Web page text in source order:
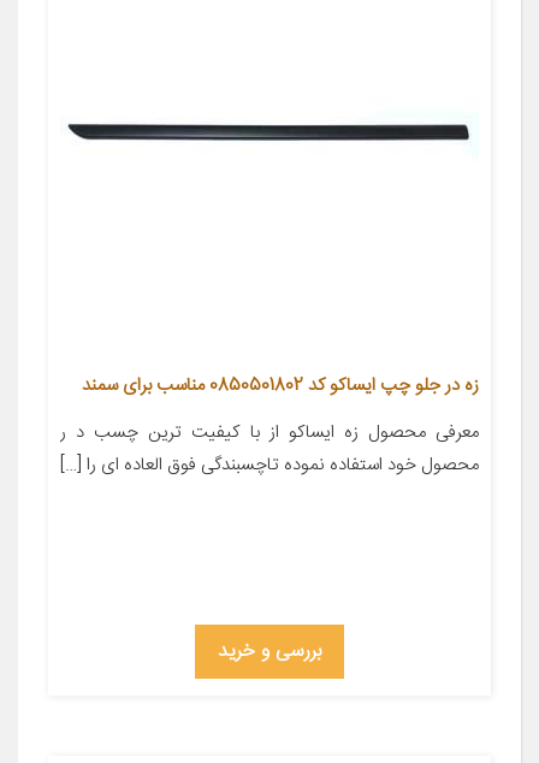
زه در جلو چپ ایساکو کد 0850501802 مناسب برای سمند
معرفی محصول زه ایساکو از با کیفیت ترین چسب د ر
محصول خود استفاده نموده تاچسبندگی فوق العاده ای را […]
بررسی و خرید